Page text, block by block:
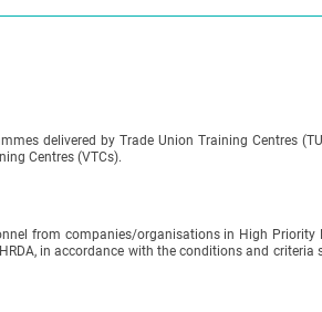
delivered by Trade Union Training Centres
Centres (VTCs).
from companies/organisations in High Priority
in accordance with the conditions and criteria